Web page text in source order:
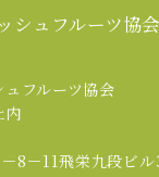
シュフルーツ協会
フルーツ協会
内
8－11飛栄九段ビル